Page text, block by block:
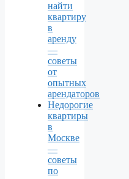
найти
квартиру
в
аренду
—
советы
от
опытных
арендаторов
Недорогие
квартиры
в
Москве
—
советы
по